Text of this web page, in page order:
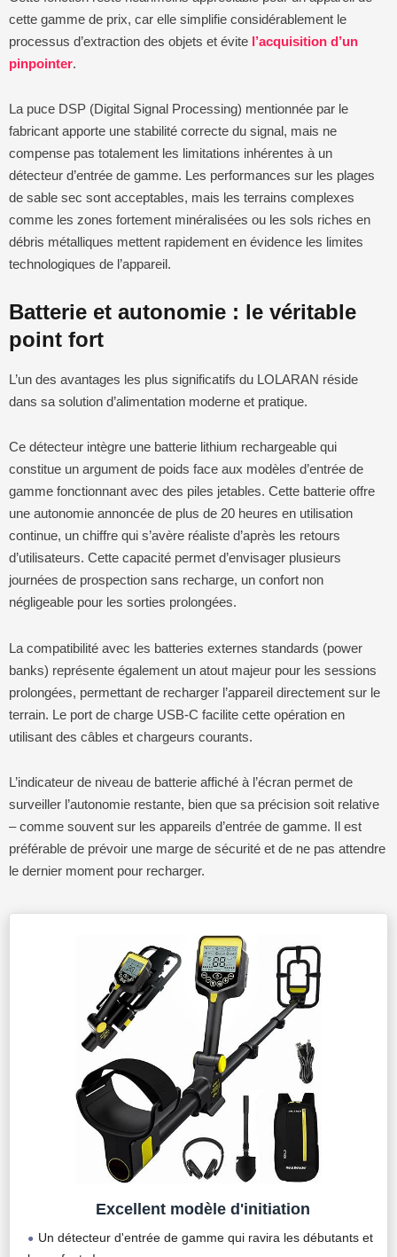
cette gamme de prix, car elle simplifie considérablement le
processus d’extraction des objets et évite l’acquisition d’un
pinpointer.
La puce DSP (Digital Signal Processing) mentionnée par le
fabricant apporte une stabilité correcte du signal, mais ne
compense pas totalement les limitations inhérentes à un
détecteur d’entrée de gamme. Les performances sur les plages
de sable sec sont acceptables, mais les terrains complexes
comme les zones fortement minéralisées ou les sols riches en
débris métalliques mettent rapidement en évidence les limites
technologiques de l’appareil.
Batterie et autonomie : le véritable
point fort
L’un des avantages les plus significatifs du LOLARAN réside
dans sa solution d’alimentation moderne et pratique.
Ce détecteur intègre une batterie lithium rechargeable qui
constitue un argument de poids face aux modèles d’entrée de
gamme fonctionnant avec des piles jetables. Cette batterie offre
une autonomie annoncée de plus de 20 heures en utilisation
continue, un chiffre qui s’avère réaliste d’après les retours
d’utilisateurs. Cette capacité permet d’envisager plusieurs
journées de prospection sans recharge, un confort non
négligeable pour les sorties prolongées.
La compatibilité avec les batteries externes standards (power
banks) représente également un atout majeur pour les sessions
prolongées, permettant de recharger l’appareil directement sur le
terrain. Le port de charge USB-C facilite cette opération en
utilisant des câbles et chargeurs courants.
L’indicateur de niveau de batterie affiché à l’écran permet de
surveiller l’autonomie restante, bien que sa précision soit relative
– comme souvent sur les appareils d’entrée de gamme. Il est
préférable de prévoir une marge de sécurité et de ne pas attendre
le dernier moment pour recharger.
Excellent modèle d'initiation
Un détecteur d'entrée de gamme qui ravira les débutants et